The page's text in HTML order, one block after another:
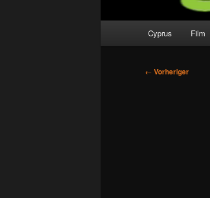
Cyprus Film
Beitragsnavigation
← Vorheriger